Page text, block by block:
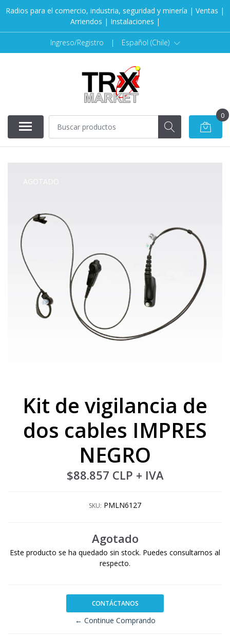
Radios para el comercio, industria, seguridad y minería | Ventas |
Arriendos | Instalaciones |
Ingreso/Registro | Español (Chile)
0
Kit de vigilancia de
dos cables IMPRES
NEGRO
$88.857 CLP + IVA
SKU: PMLN6127
Agotado
Este producto se ha quedado sin stock. Puedes consultarnos al
respecto.
CONTÁCTANOS
← Continue Comprando